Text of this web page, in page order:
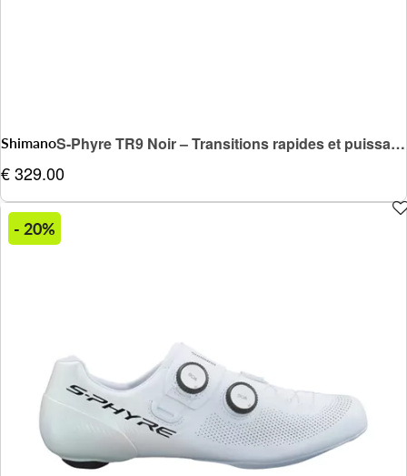
Shimano S-Phyre TR9 Noir – Transitions rapides et puissance maximale
€ 329.00
- 20%